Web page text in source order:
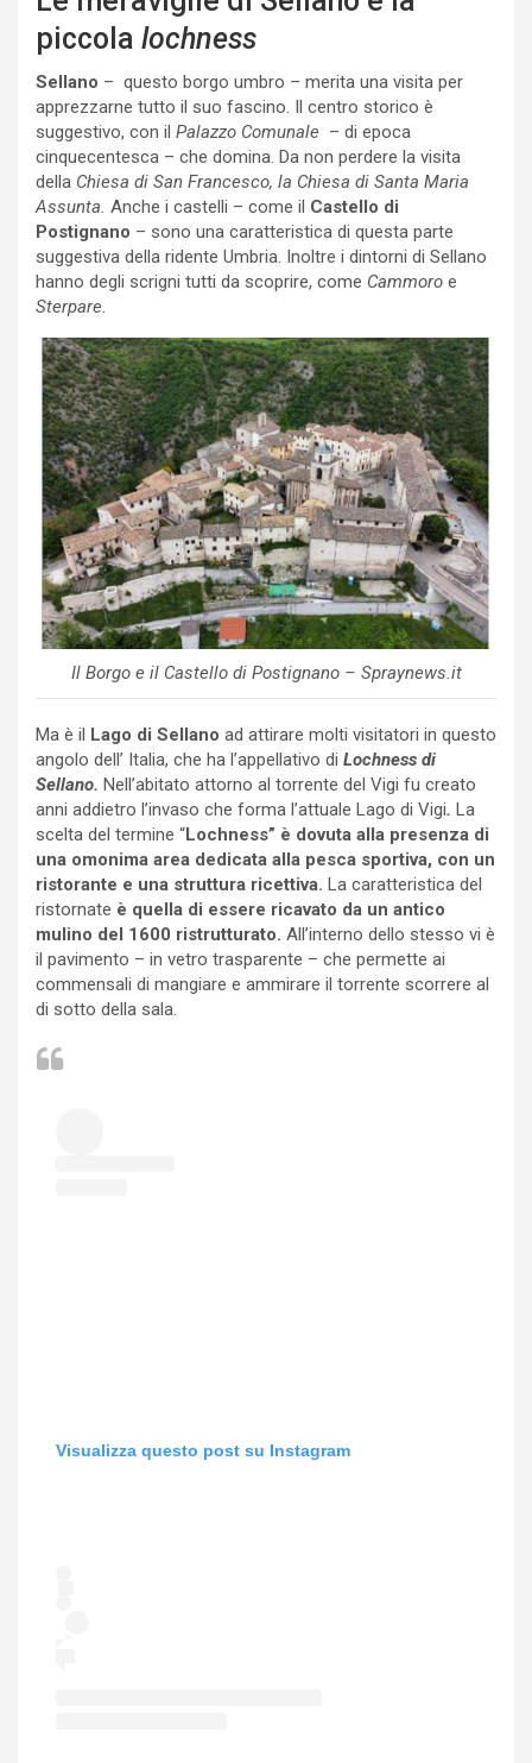
piccola lochness
Sellano – questo borgo umbro – merita una visita per
apprezzarne tutto il suo fascino. Il centro storico è
suggestivo, con il Palazzo Comunale – di epoca
cinquecentesca – che domina. Da non perdere la visita
della Chiesa di San Francesco, la Chiesa di Santa Maria
Assunta. Anche i castelli – come il Castello di
Postignano – sono una caratteristica di questa parte
suggestiva della ridente Umbria. Inoltre i dintorni di Sellano
hanno degli scrigni tutti da scoprire, come Cammoro e
Sterpare.
Il Borgo e il Castello di Postignano – Spraynews.it
Ma è il Lago di Sellano ad attirare molti visitatori in questo
angolo dell’ Italia, che ha l’appellativo di Lochness di
Sellano. Nell’abitato attorno al torrente del Vigi fu creato
anni addietro l’invaso che forma l’attuale Lago di Vigi. La
scelta del termine “Lochness” è dovuta alla presenza di
una omonima area dedicata alla pesca sportiva, con un
ristorante e una struttura ricettiva. La caratteristica del
ristornate è quella di essere ricavato da un antico
mulino del 1600 ristrutturato. All’interno dello stesso vi è
il pavimento – in vetro trasparente – che permette ai
commensali di mangiare e ammirare il torrente scorrere al
di sotto della sala.
Visualizza questo post su Instagram